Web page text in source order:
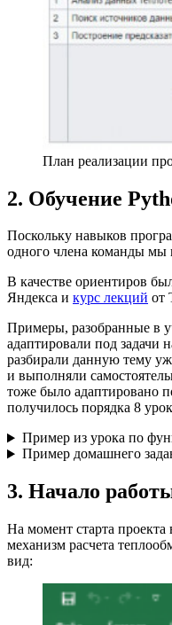
План реализации
2. Обучение
Поскольку навыков
одного члена команды мы
В качестве ориентиров
Яндекса и курс лекций от
Примеры, разобранные в
адаптировали под задачи
разбирали данную тему
и выполняли
тоже было адаптировано
получилось порядка 8
Пример из урока по
Пример домашнего
3. Начало
На момент старта проекта
механизм расчета
вид: